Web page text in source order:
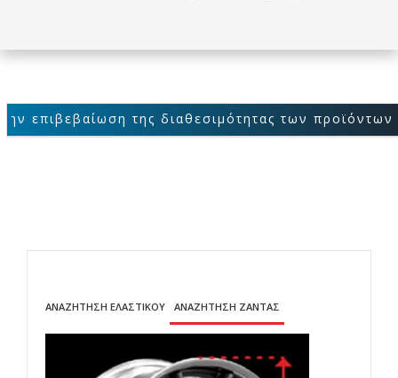
της διαθεσιμότητας των προϊόντων
ΑΝΑΖΗΤΗΣΗ ΕΛΑΣΤΙΚΟΥ ΑΝΑΖΗΤΗΣΗ ΖΑΝΤΑΣ